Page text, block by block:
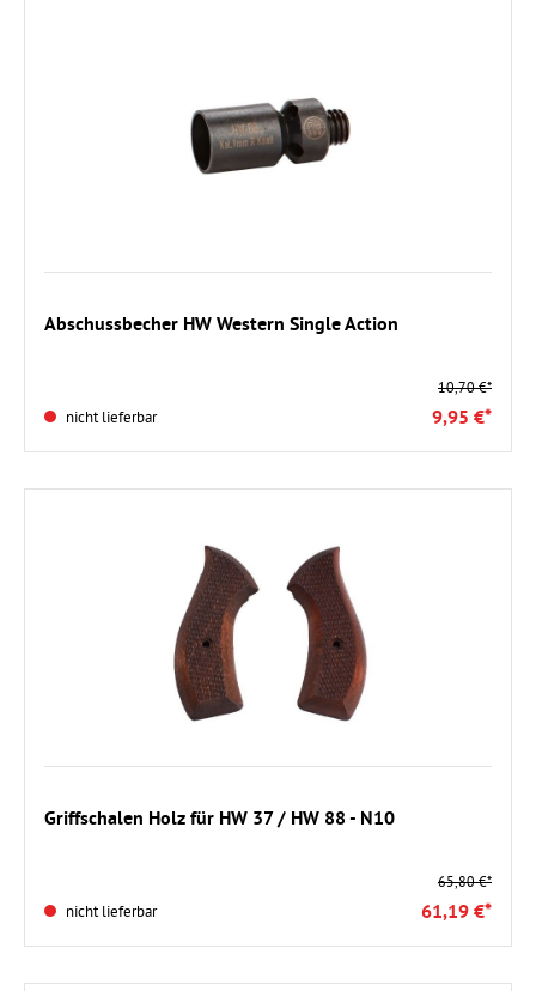
Abschussbecher HW Western Single Action
nicht lieferbar
10,70 €*
9,95 €*
Griffschalen Holz für HW 37 / HW 88 - N10
nicht lieferbar
65,80 €*
61,19 €*